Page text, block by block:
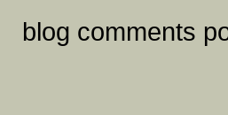
blog comments